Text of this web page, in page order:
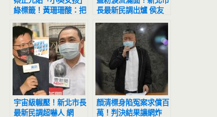
綠標籤！黃珊珊酸：把
台北市民當傻瓜
長最新民調出爐 侯友
宜超震撼
宇宙級輾壓！新北市長
最新民調超嚇人 網
顏清標身陷冤案求償百
萬！判決結果讓網炸